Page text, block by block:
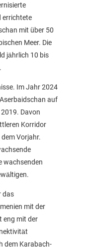
errichtete
mit über 50
Meer. Die
jährlich 10 bis
Im Jahr 2024
auf
Davon
Korridor
Vorjahr.
wachsenden
das
mit der
eng mit der
dem Karabach-